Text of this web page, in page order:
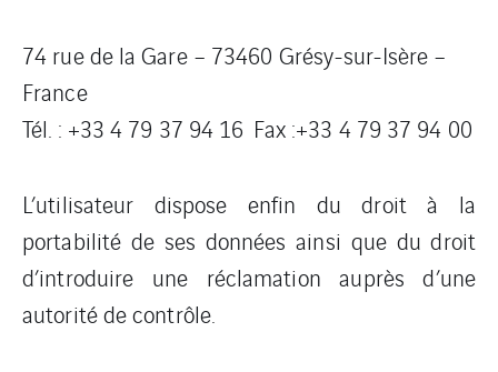
74 rue de la Gare – 73460 Grésy-sur-Isère –
France
Tél. : +33 4 79 37 94 16 Fax :+33 4 79 37 94 00
L’utilisateur dispose enfin du droit à la
portabilité de ses données ainsi que du droit
d’introduire une réclamation auprès d’une
autorité de contrôle.